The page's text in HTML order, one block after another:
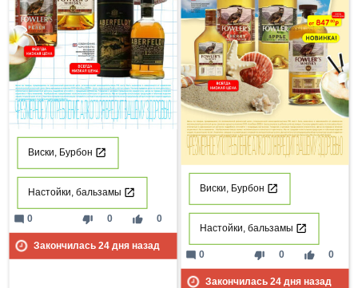
Виски, Бурбон
Настойки, бальзамы
thumb_down 0 thumb_up 0
mode_comment 0
Закончилась 24дня назад
Виски, Бурбон
Настойки, бальзамы
thumb_down 0 thumb_up 0
mode_comment 0
Закончилась 24дня назад